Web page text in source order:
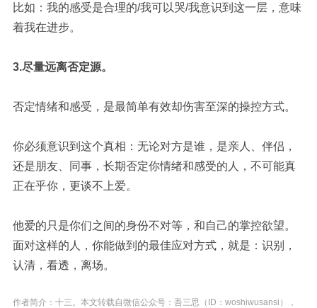
比如：我的感受是合理的/我可以哭/我意识到这一层，意味
着我在进步。
3.尽量远离否定源。
否定情绪和感受，是最简单有效却伤害至深的操控方式。
你必须意识到这个真相：无论对方是谁，是亲人、伴侣，
还是朋友、同事，长期否定你情绪和感受的人，不可能真
正在乎你，更谈不上爱。
他爱的只是你们之间的身份不对等，和自己的掌控欲望。
面对这样的人，你能做到的最佳应对方式，就是：识别，
认清，看透，离场。
作者简介：十三。本文转载自微信公众号：吾三思（ID：woshiwusansi），